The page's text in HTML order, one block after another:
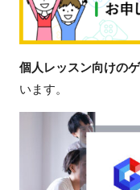
個人レッスン向けの
います。